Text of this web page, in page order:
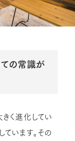
の常識が
く進化してい
います。その